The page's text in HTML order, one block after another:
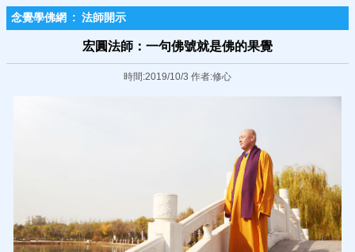
念覺學佛網 : 法師開示
宏圓法師：一句佛號就是佛的果覺
時間:2019/10/3 作者:修心